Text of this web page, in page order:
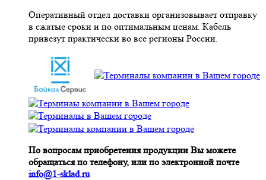
Оперативный отдел доставки организовывает отправку
в сжатые сроки и по оптимальным ценам. Кабель
привезут практически во все регионы России.
По вопросам приобретения продукции Вы можете
обращаться по телефону, или по электронной почте
info@1-sklad.ru